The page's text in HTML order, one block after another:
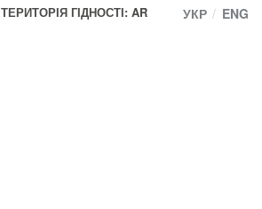
ТЕРИТОРІЯ ГІДНОСТІ: AR
УКР ENG